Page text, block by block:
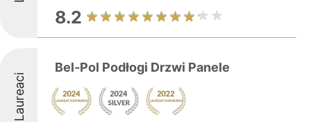
8.2
Laureaci
Bel-Pol Podłogi Drzwi Panele